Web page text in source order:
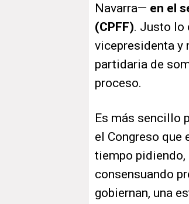
Navarra— en el
(CPFF). Justo lo
vicepresidenta y
partidaria de
proceso.
Es más sencillo
el Congreso que
tiempo pidiendo,
consensuando
gobiernan, una